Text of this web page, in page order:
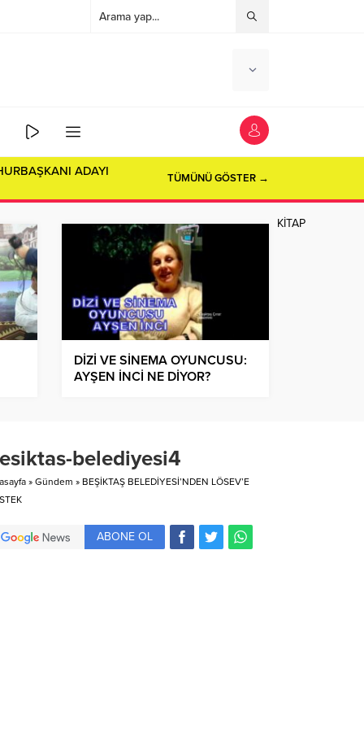
ADAYI
TÜMÜNÜ GÖSTER →
KİTAP
DİZİ VE SİNEMA OYUNCUSU:
AYŞEN İNCİ NE DİYOR?
belediyesi4
» Gündem » BEŞİKTAŞ BELEDİYESİ’NDEN LÖSEV’E
ABONE OL